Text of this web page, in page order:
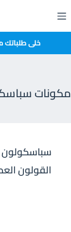
إلى
المحتوى خلى طلباتك
مكونات
القولون